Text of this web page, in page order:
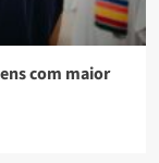
com maior